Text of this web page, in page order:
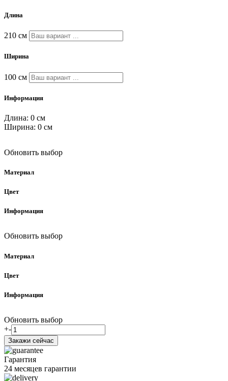
Длина
210 см
Ширина
100 см
Информация
Длина: 0 см
Ширина: 0 см
Обновить выбор
Материал
Цвет
Информация
Обновить выбор
Материал
Цвет
Информация
Обновить выбор
+-
Гарантия
24 месяцев гарантии